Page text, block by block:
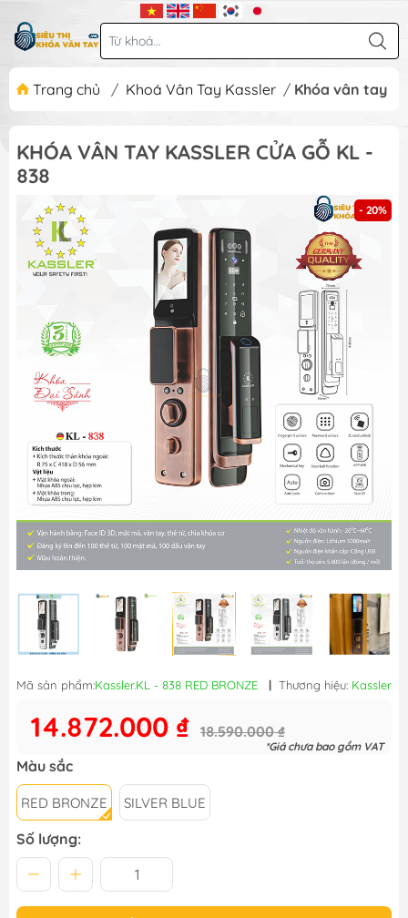
Trang chủ / Khoá Vân Tay Kassler / Khóa vân tay
KHÓA VÂN TAY KASSLER CỬA GỖ KL -
838
- 20%
Mã sản phẩm:Kassler.KL - 838 RED BRONZE | Thương hiệu: Kassler
14.872.000 ₫ 18.590.000 ₫
*Giá chưa bao gồm VAT
Màu sắc
RED BRONZE SILVER BLUE
Số lượng: